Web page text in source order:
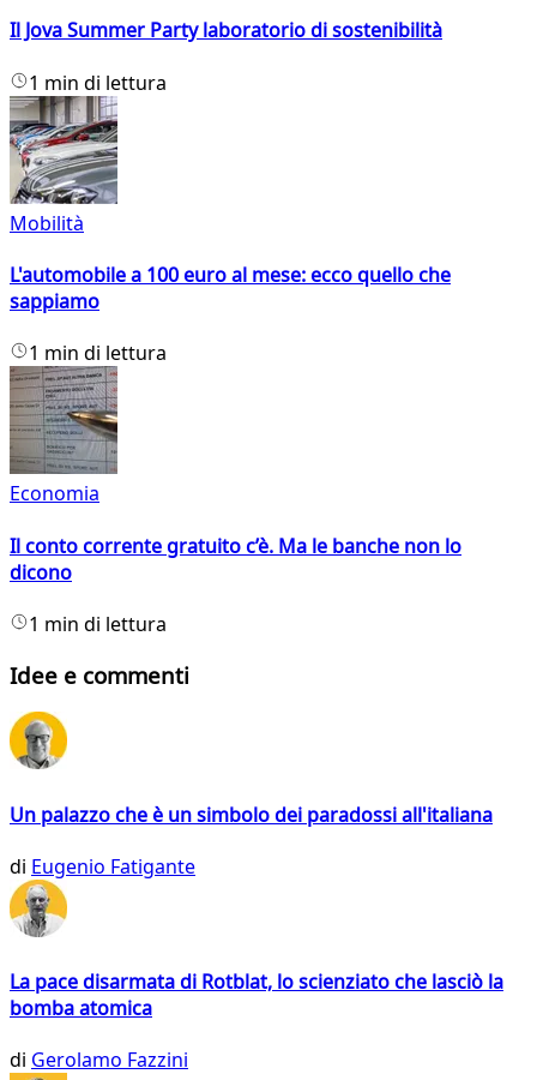
Il Jova Summer Party laboratorio di sostenibilità
1 min di lettura
Mobilità
L'automobile a 100 euro al mese: ecco quello che
sappiamo
1 min di lettura
Economia
Il conto corrente gratuito c’è. Ma le banche non lo
dicono
1 min di lettura
Idee e commenti
Un palazzo che è un simbolo dei paradossi all'italiana
di Eugenio Fatigante
La pace disarmata di Rotblat, lo scienziato che lasciò la
bomba atomica
di Gerolamo Fazzini